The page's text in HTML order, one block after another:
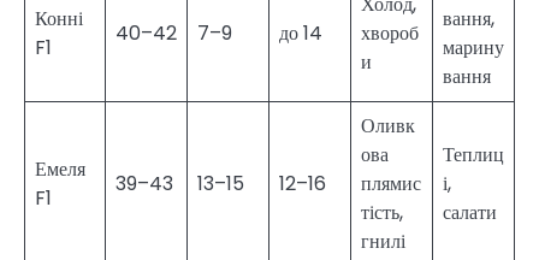
Конні
F1
40–42 7–9 до 14
хвороб
и
вання,
марину
вання
Емеля
F1
39–43 13–15 12–16
Оливк
ова
плямис
тість,
гнилі
Теплиц
і,
салати